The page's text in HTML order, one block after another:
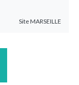
SiteMARSEILLE